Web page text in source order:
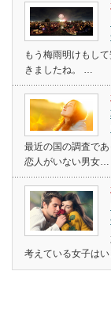
もう梅雨明けもし
きましたね。 …
最近の国の調査で
恋人がいない男女…
考えている女子は